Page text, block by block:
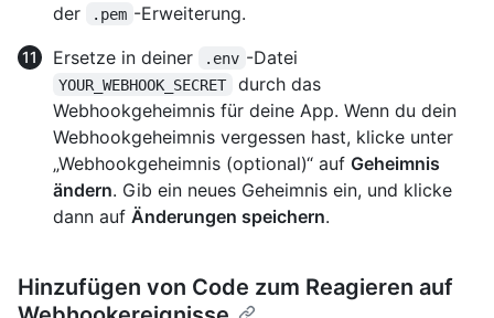
der
.pem -Erweiterung.
Ersetze in deiner
.env -Datei
YOUR_WEBHOOK_SECRET
durch das
Webhookgeheimnis für deine App. Wenn du dein
Webhookgeheimnis vergessen hast, klicke unter
„Webhookgeheimnis (optional)“ auf Geheimnis
ändern. Gib ein neues Geheimnis ein, und klicke
dann auf Änderungen speichern.
Hinzufügen von Code zum Reagieren auf